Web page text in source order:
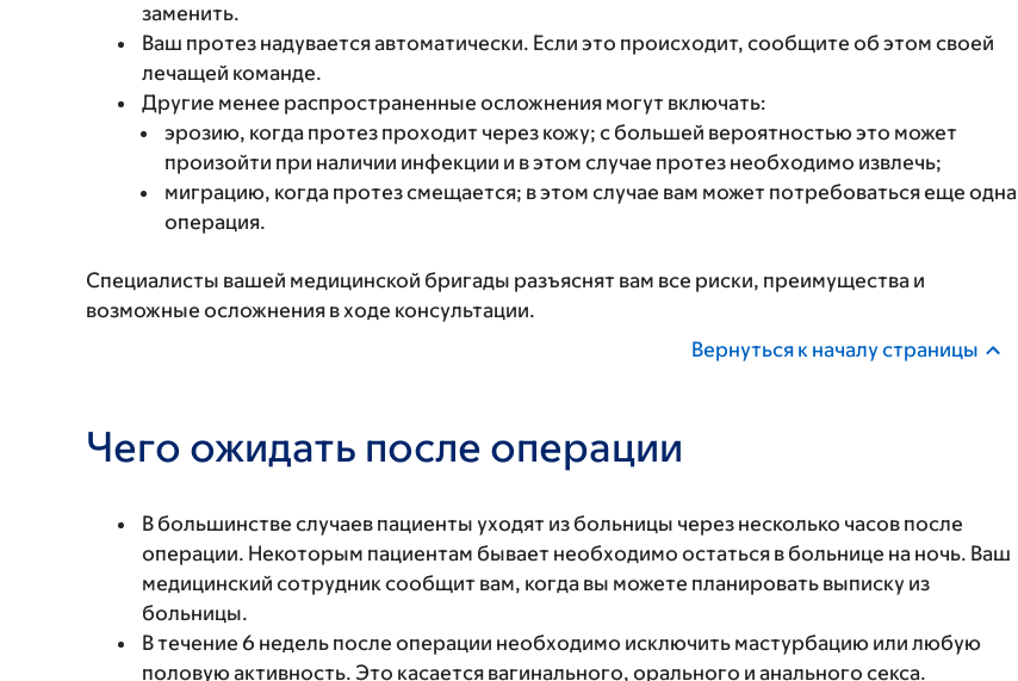
заменить.
Ваш протез надувается автоматически. Если это происходит, сообщите об этом своей
лечащей команде.
Другие менее распространенные осложнения могут включать:
эрозию, когда протез проходит через кожу; с большей вероятностью это может
произойти при наличии инфекции и в этом случае протез необходимо извлечь;
миграцию, когда протез смещается; в этом случае вам может потребоваться еще одна
операция.
Специалисты вашей медицинской бригады разъяснят вам все риски, преимущества и
возможные осложнения в ходе консультации.
Вернуться к началу страницы
Чего ожидать после операции
В большинстве случаев пациенты уходят из больницы через несколько часов после
операции. Некоторым пациентам бывает необходимо остаться в больнице на ночь. Ваш
медицинский сотрудник сообщит вам, когда вы можете планировать выписку из
больницы.
В течение 6 недель после операции необходимо исключить мастурбацию или любую
половую активность. Это касается вагинального, орального и анального секса.